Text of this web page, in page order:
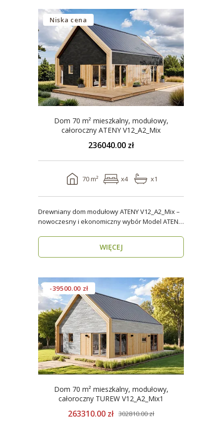
Niska cena
Dom 70 m² mieszkalny, modułowy,
całoroczny ATENY V12_A2_Mix
236040.00 zł
70 m² x4 x1
Drewniany dom modułowy ATENY V12_A2_Mix –
nowoczesny i ekonomiczny wybór Model ATENY
WIĘCEJ
-39500.00 zł
Dom 70 m² mieszkalny, modułowy,
całoroczny TUREW V12_A2_Mix1
263310.00 zł 302810.00 zł